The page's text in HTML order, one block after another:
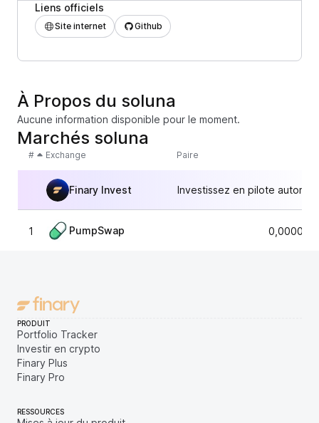
Liens officiels
Site internet Github
À Propos du soluna
Aucune information disponible pour le moment.
Marchés soluna
# Exchange Paire
Finary Invest Investissez en pilote
1 PumpSwap
PRODUIT
Portfolio Tracker
Investir en crypto
Finary Plus
Finary Pro
RESSOURCES